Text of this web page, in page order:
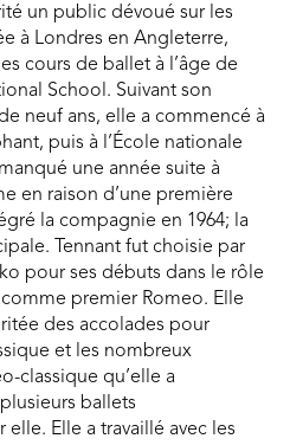
un public dévoué sur les
à Londres en Angleterre,
cours de ballet à l’âge de
School. Suivant son
neuf ans, elle a commencé à
puis à l’École nationale
une année suite à
en raison d’une première
la compagnie en 1964; la
Tennant fut choisie par
pour ses débuts dans le rôle
premier Romeo. Elle
des accolades pour
et les nombreux
classique qu’elle a
ballets
Elle a travaillé avec les